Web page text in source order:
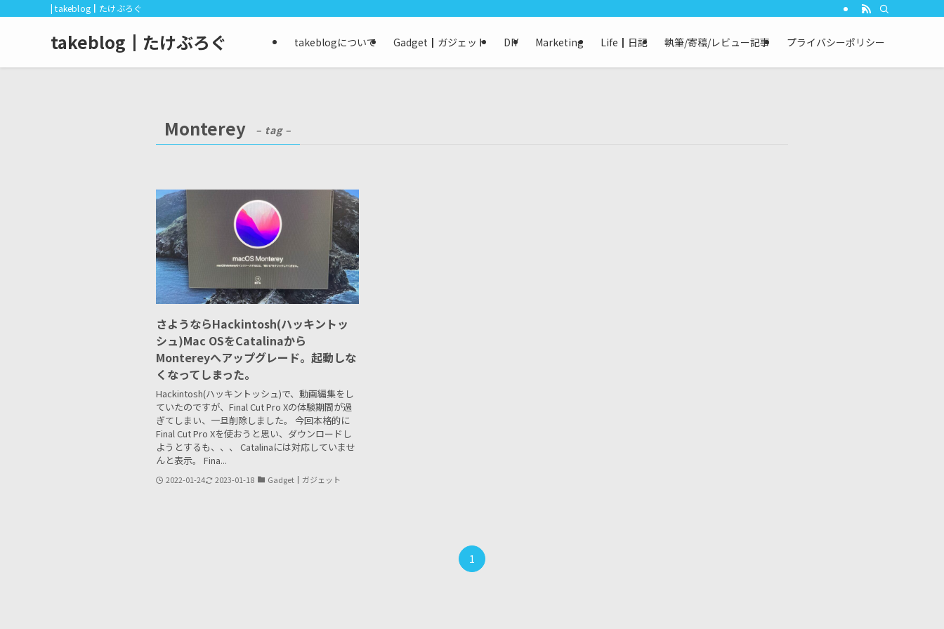
| takeblog┃たけぶろぐ
takeblog┃たけぶろぐ takeblogについて Gadget┃ガジェット DIY Marketing Life┃日記 執筆/寄稿/レビュー記事 プライバシーポリシー
Monterey – tag –
さようならHackintosh(ハッキントッ
シュ)Mac OSをCatalinaから
Montereyへアップグレード。起動しな
くなってしまった。
Hackintosh(ハッキントッシュ)で、動画編集をし
ていたのですが、Final Cut Pro Xの体験期間が過
ぎてしまい、一旦削除しました。 今回本格的に
Final Cut Pro Xを使おうと思い、ダウンロードし
ようとするも、、、 Catalinaには対応していませ
んと表示。 Fina...
2022-01-24 2023-01-18 Gadget┃ガジェット
1